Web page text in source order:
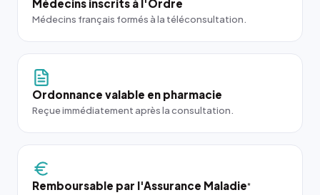
Médecins inscrits à l'Ordre
Médecins français formés à la téléconsultation.
Ordonnance valable en pharmacie
Reçue immédiatement après la consultation.
Remboursable par l'Assurance Maladie*